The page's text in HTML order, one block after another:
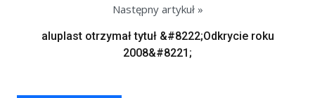
Następny artykuł »
aluplast otrzymał tytuł &#8222;Odkrycie roku
2008&#8221;